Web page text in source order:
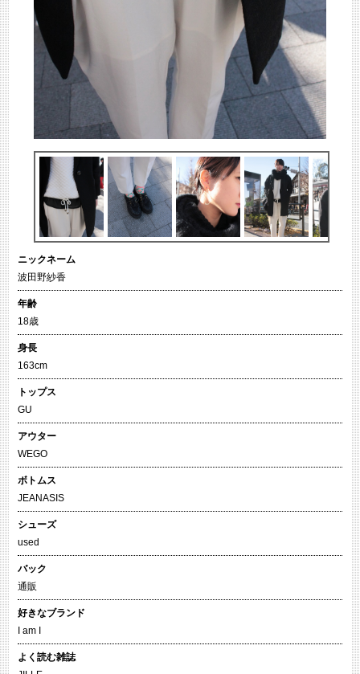
ニックネーム
波田野紗香
年齢
18歳
身長
163cm
トップス
GU
アウター
WEGO
ボトムス
JEANASIS
シューズ
used
バック
通販
好きなブランド
I am I
よく読む雑誌